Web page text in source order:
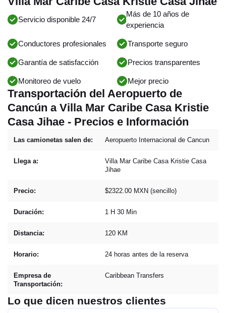
Servicio disponible 24/7
Más de 10 años de
experiencia
Conductores profesionales Transporte seguro
Garantía de satisfacción Precios transparentes
Monitoreo de vuelo Mejor precio
Transportación del Aeropuerto de
Cancún a Villa Mar Caribe Casa Kristie
Casa Jihae - Precios e Información
Las camionetas salen de: Aeropuerto Internacional de Cancun
Llega a:
Villa Mar Caribe Casa Kristie Casa
Jihae
Precio: $2322.00 MXN (sencillo)
Duración: 1 H 30 Min
Distancia: 120 KM
Horario: 24 horas antes de la reserva
Empresa de
Transportación:
Caribbean Transfers
Lo que dicen nuestros clientes